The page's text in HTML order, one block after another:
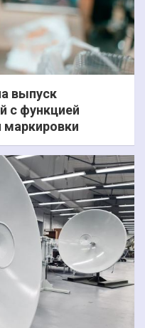
выпуск
с функцией
маркировки